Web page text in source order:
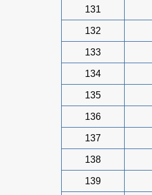
131
132
133
134
135
136
137
138
139